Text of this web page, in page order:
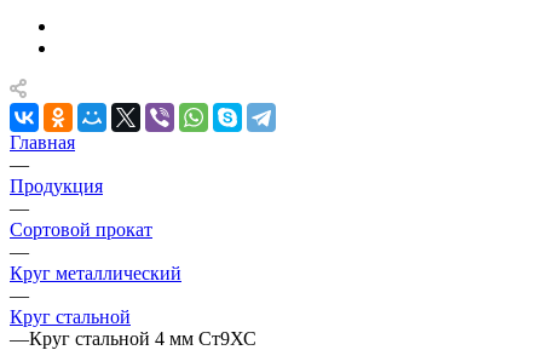
Главная
—
Продукция
—
Сортовой прокат
—
Круг металлический
—
Круг стальной
—Круг стальной 4 мм Ст9ХС